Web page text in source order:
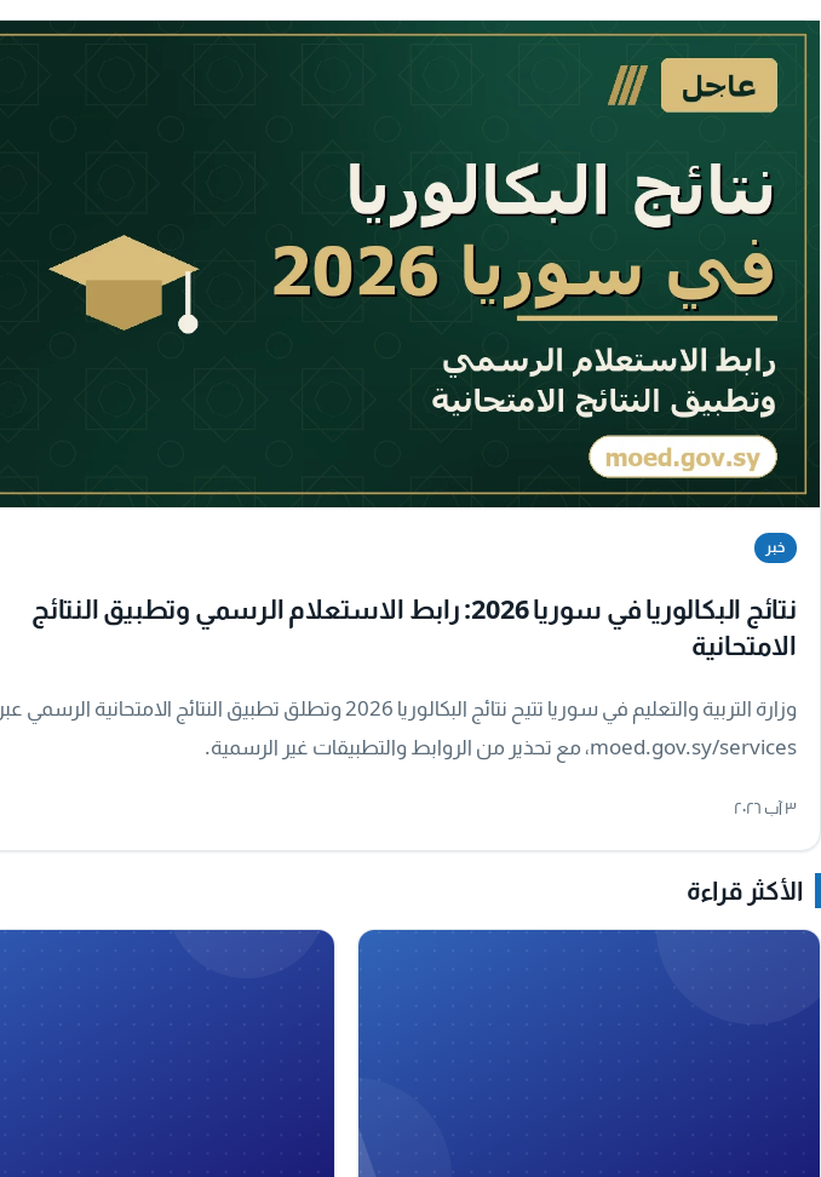
خبر
نتائج البكالوريا في سوريا 2026: رابط الاستعلام الرسمي وتطبيق النتائج
الامتحانية
وزارة التربية والتعليم في سوريا تتيح نتائج البكالوريا 2026 وتطلق تطبيق النتائج الامتحانية الرسمي عبر
moed.gov.sy/services، مع تحذير من الروابط والتطبيقات غير الرسمية.
٣ آب ٢٠٢٦
الأكثر قراءة
A